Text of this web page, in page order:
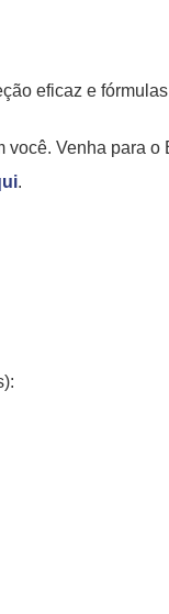
eficaz e
Venha para
.